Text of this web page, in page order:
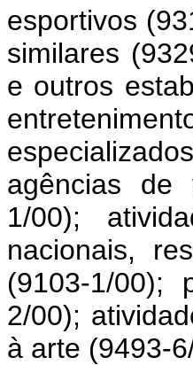
esportivos
similares
e outros
agências de
1/00);
nacionais,
(9103-1/00);
2/00);
à arte